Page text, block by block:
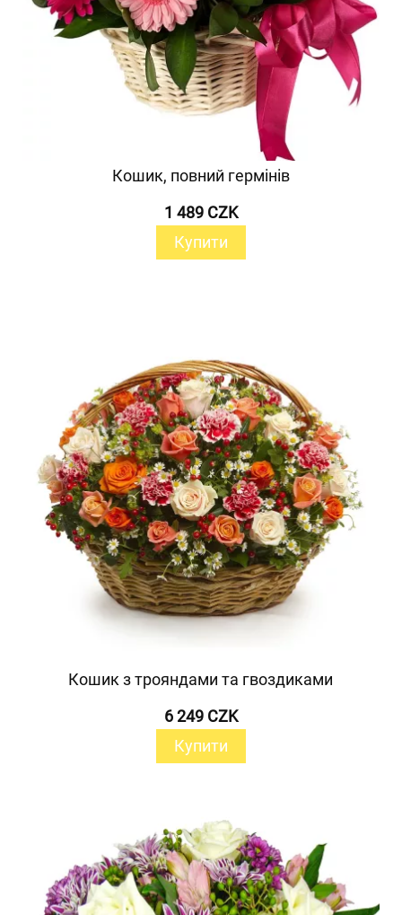
Кошик, повний гермінів
1 489 CZK
Купити
Кошик з трояндами та гвоздиками
6 249 CZK
Купити